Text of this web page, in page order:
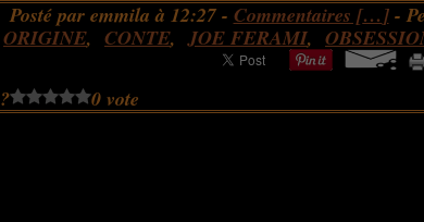
Posté par emmila à 12:27 - Commentaires […]-
ORIGINE, CONTE,JOE FERAMI,
0 vote